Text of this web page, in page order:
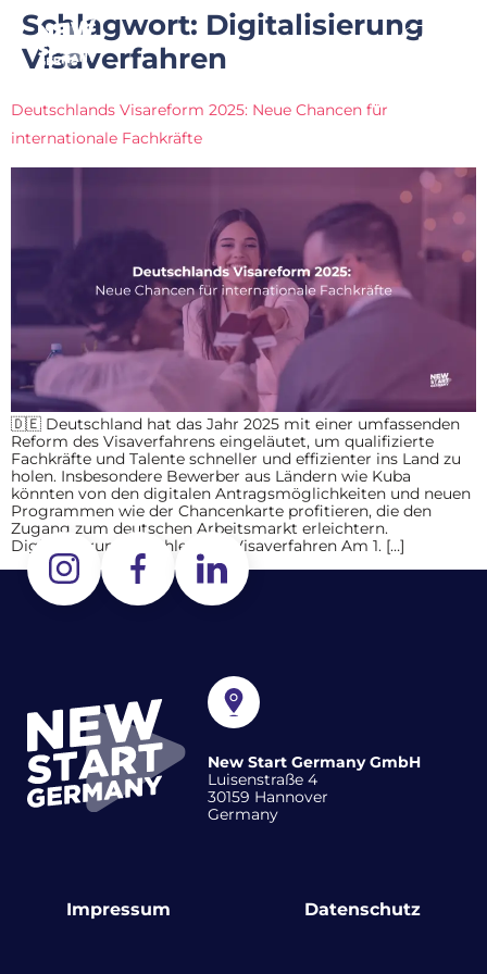
Schlagwort: Digitalisierung
Visaverfahren
Deutschlands Visareform 2025: Neue Chancen für
internationale Fachkräfte
🇩🇪 Deutschland hat das Jahr 2025 mit einer umfassenden
Reform des Visaverfahrens eingeläutet, um qualifizierte
Fachkräfte und Talente schneller und effizienter ins Land zu
holen. Insbesondere Bewerber aus Ländern wie Kuba
könnten von den digitalen Antragsmöglichkeiten und neuen
Programmen wie der Chancenkarte profitieren, die den
Zugang zum deutschen Arbeitsmarkt erleichtern.
Digitalisierung beschleunigt Visaverfahren Am 1. […]
New Start Germany GmbH
Luisenstraße 4
30159 Hannover
Germany
Impressum Datenschutz